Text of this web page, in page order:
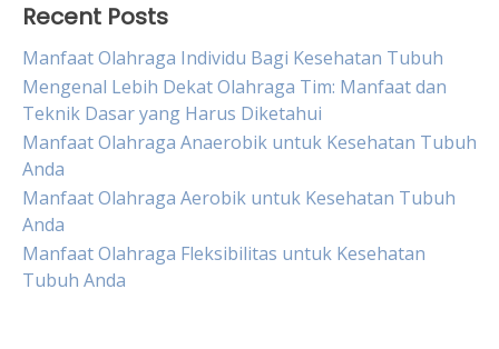
Recent Posts
Manfaat Olahraga Individu Bagi Kesehatan Tubuh
Mengenal Lebih Dekat Olahraga Tim: Manfaat dan
Teknik Dasar yang Harus Diketahui
Manfaat Olahraga Anaerobik untuk Kesehatan Tubuh
Anda
Manfaat Olahraga Aerobik untuk Kesehatan Tubuh
Anda
Manfaat Olahraga Fleksibilitas untuk Kesehatan
Tubuh Anda